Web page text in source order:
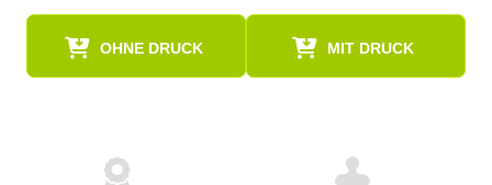
OHNE DRUCK MIT DRUCK